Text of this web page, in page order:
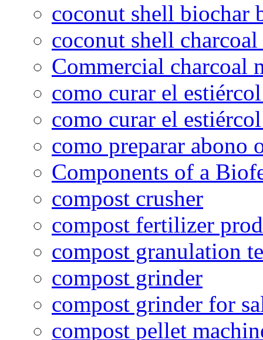
coconut shell biochar
coconut shell
Commercial charcoal
como curar el
como curar el
como preparar abono
Components of a
compost crusher
compost fertilizer
compost granulation
compost grinder
compost grinder for
compost pellet